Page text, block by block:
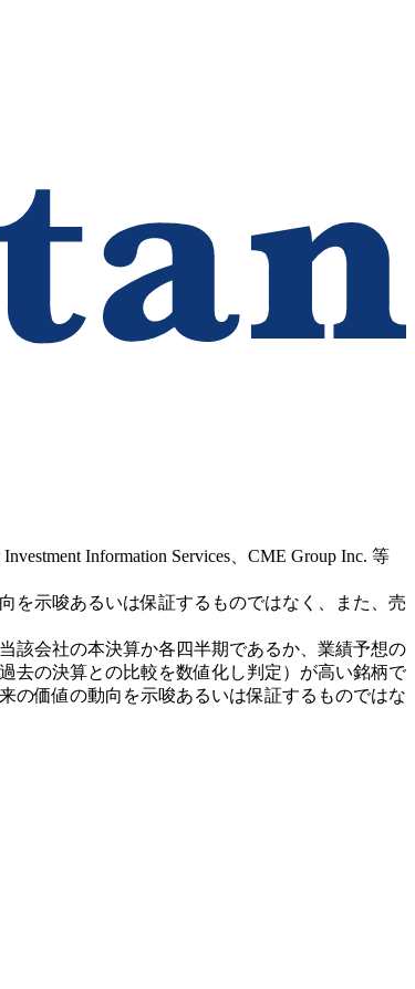
Information Services、CME Group Inc. 等
を示唆あるいは保証するものではなく、また、売
該会社の本決算か各四半期であるか、業績予想の
去の決算との比較を数値化し判定）が高い銘柄で
の価値の動向を示唆あるいは保証するものではな